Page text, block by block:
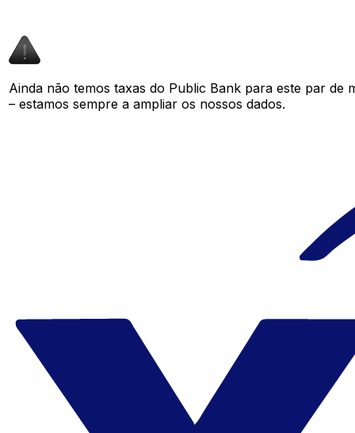
Ainda não temos taxas do Public Bank para este par
– estamos sempre a ampliar os nossos dados.